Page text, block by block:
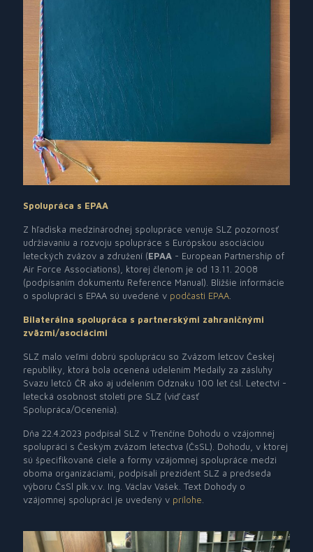
Spolupráca s EPAA
Z hľadiska medzinárodnej spolupráce venuje SLZ pozornosť
udržiavaniu a rozvoju spolupráce s Európskou asociáciou
leteckých zväzov a združení (EPAA - European Partnership of
Air Force Associations), ktorej členom je od 13.11. 2008
(podpísaním dokumentu Reference Manual). Bližšie informácie
o spolupráci s EPAA sú uvedené v podčasti EPAA
Bilaterálna spolupráca s partnerskými zahraničnými
zväzmi/asociácimi
SLZ malo veľmi dobrú spoluprácu so Zväzom letcov Českej
republiky, ktorá bola ocenená udelením Medaily za zásluhy
Svazu letců ČR ako aj udelením Odznaku 100 let čsl. Letectví -
letecká osobnost století pre SLZ (viď časť
Spolupráca/Ocenenia).
Dňa 22.4.2023 podpísal SLZ v Trenčíne Dohodu o vzájomnej
spolupráci s Českým zväzom letectva (ČsSL). Dohodu, v ktorej
sú špecifikované ciele a formy vzájomnej spolupráce medzi
oboma organizáciami, podpísali prezident SLZ a predseda
výboru ČsSl plk.v.v. Ing. Václav Vašek. Text Dohody o
vzájomnej spolupráci je uvedený v prílohe